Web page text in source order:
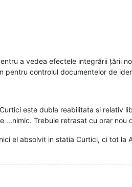
a vedea efectele integrării țării
pentru controlul documentelor de
este dubla reabilitata si relativ
Trebuie retrasat cu orar nou
el absolvit in statia Curtici, ci tot la